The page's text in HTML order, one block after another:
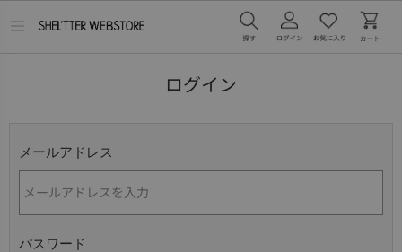
ログイン
メールアドレス
パスワード